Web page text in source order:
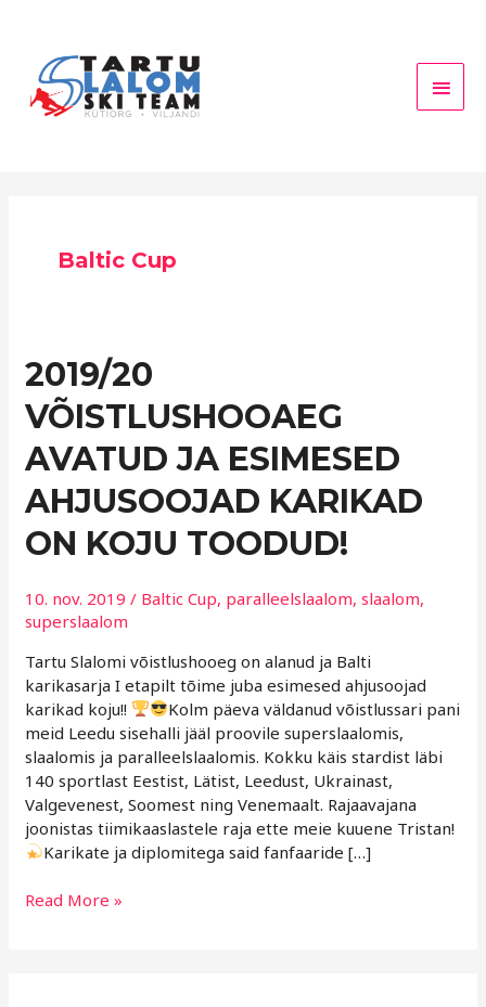
content
Baltic Cup
2019/20
VÕISTLUSHOOAEG
AVATUD JA ESIMESED
AHJUSOOJAD KARIKAD
ON KOJU TOODUD!
10. nov. 2019/ Baltic Cup, paralleelslaalom,slaalom,
superslaalom
Tartu Slalomi võistlushooeg on alanud ja Balti
karikasarja I etapilt tõime juba esimesed ahjusoojad
karikad koju!!
Kolm päeva väldanud võistlussari pani
meid Leedu sisehalli jääl proovile superslaalomis,
slaalomis ja paralleelslaalomis. Kokku käis stardist läbi
140 sportlast Eestist, Lätist, Leedust, Ukrainast,
Valgevenest, Soomest ning Venemaalt. Rajaavajana
joonistas tiimikaaslastele raja ette meie kuuene Tristan!
Karikate ja diplomitega said fanfaaride […]
2019/20
VÕISTLUSHOOAEG
AVATUD
JA
ESIMESED
KARIKAD
ON
KOJU
Read More »